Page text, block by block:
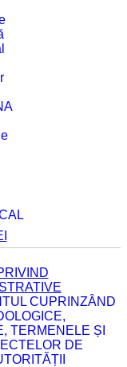
CUPRINZÂND
TERMENELE ȘI
DE